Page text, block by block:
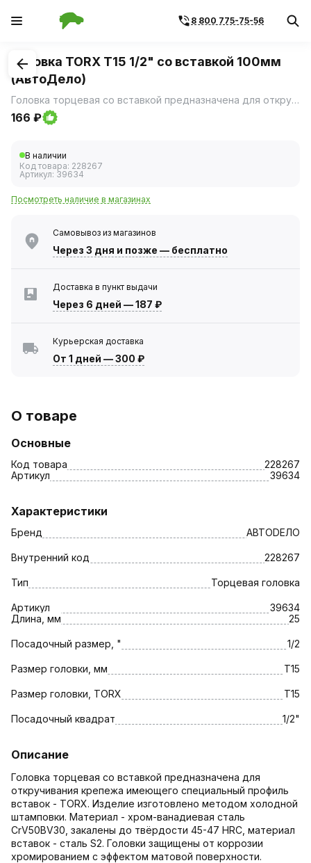
8 800 775-75-56
1/1
Головка TORX T15 1/2" со вставкой 100мм
(АвтоДело)
Головка торцевая со вставкой предназначена для откручивания крепежа имеющего специальный профиль вставок - TORX.
166 ₽
В наличии
Код товара: 228267
Артикул: 39634
Посмотреть наличие в магазинах
Самовывоз из магазинов
Через 3 дня и позже — бесплатно
Доставка в пункт выдачи
Через 6 дней —187 ₽
Курьерская доставка
От 1 дней —300 ₽
О товаре
Основные
Код товара
228267
Артикул
39634
Характеристики
Бренд АВТОDЕЛО
Внутренний код 228267
Тип Торцевая головка
Артикул
39634
Длина, мм
25
Посадочный размер, " 1/2
Размер головки, мм T15
Размер головки, TORX Т15
Посадочный квадрат 1/2"
Описание
Головка торцевая со вставкой предназначена для
откручивания крепежа имеющего специальный профиль
вставок - TORX. Изделие изготовлено методом холодной
штамповки. Материал - хром-ванадиевая сталь
CrV50BV30, закалены до твёрдости 45-47 HRC, материал
вставок - сталь S2. Головки защищены от коррозии
хромированием с эффектом матовой поверхности.